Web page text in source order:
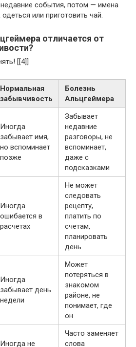
события, потом — имена
или приготовить чай.
отличается от
[[4]]
Нормальная
забывчивость
Болезнь
Альцгеймера
Иногда
забывает имя,
но вспоминает
позже
Забывает
недавние
разговоры, не
вспоминает,
даже с
подсказками
Иногда
ошибается в
расчетах
Не может
следовать
рецепту,
платить по
счетам,
планировать
день
Иногда
забывает день
недели
Может
потеряться в
знакомом
районе, не
понимает, где
он
Иногда не
Часто заменяет
слова